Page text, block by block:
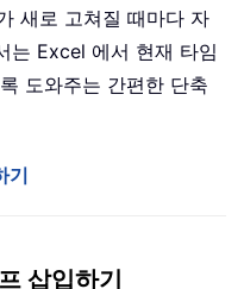
새로 고쳐질 때마다 자
는 Excel 에서 현재 타임
도와주는 간편한 단축
기
삽입하기